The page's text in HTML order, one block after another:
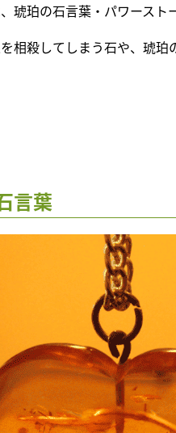
琥珀の石言葉・パワースト
相殺してしまう石や、琥
言葉